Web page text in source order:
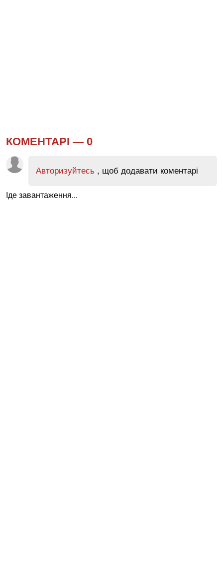
КОМЕНТАРІ — 0
Авторизуйтесь , щоб додавати коментарі
Іде завантаження...